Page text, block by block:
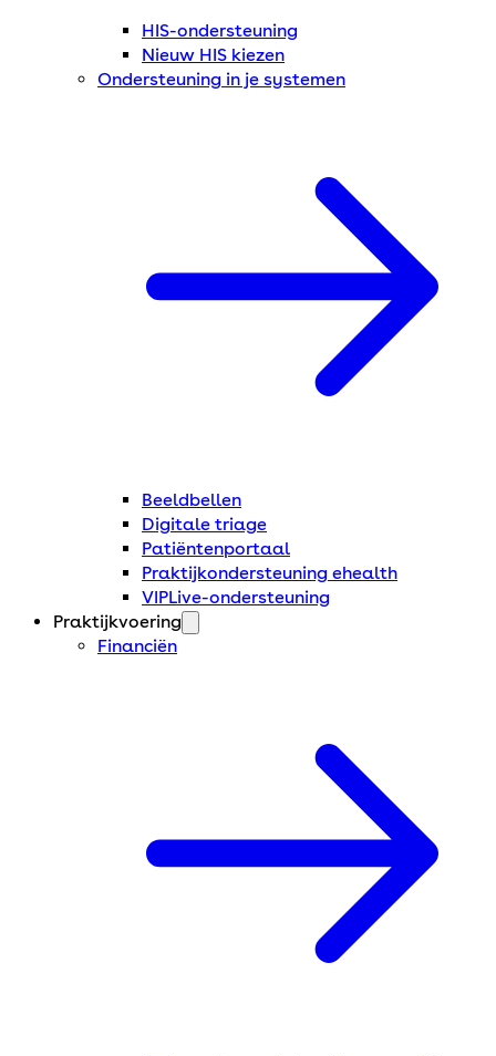
HIS-ondersteuning
Nieuw HIS kiezen
Ondersteuning in je systemen
Beeldbellen
Digitale triage
Patiëntenportaal
Praktijkondersteuning ehealth
VIPLive-ondersteuning
Praktijkvoering
Financiën